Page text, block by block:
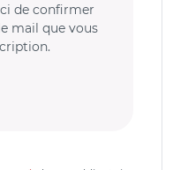
de confirmer
mail que vous